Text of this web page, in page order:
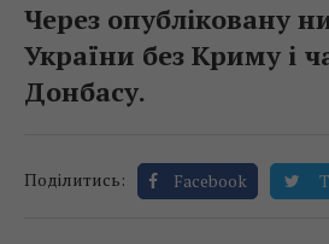
Через опубліковану
України без Криму і
Донбасу.
Поділитись: Facebook